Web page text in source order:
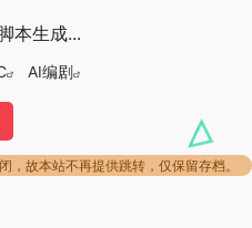
本生成...
AI编剧
，故本站不再提供跳转，仅保留存档。